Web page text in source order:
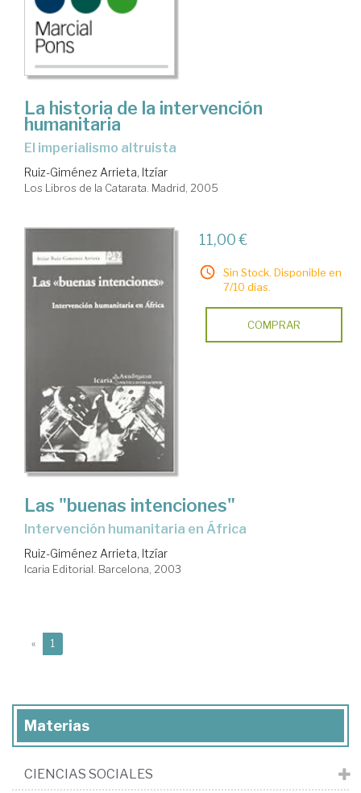
La historia de la intervención
humanitaria
el imperialismo altruista
Ruiz-Giménez Arrieta, Itzíar
Los Libros de la Catarata. Madrid, 2005
11,00 €
Sin Stock. Disponible en
7/10 días.
COMPRAR
Las "buenas intenciones"
intervención humanitaria en África
Ruiz-Giménez Arrieta, Itzíar
Icaria Editorial. Barcelona, 2003
« 1
Materias
CIENCIAS SOCIALES